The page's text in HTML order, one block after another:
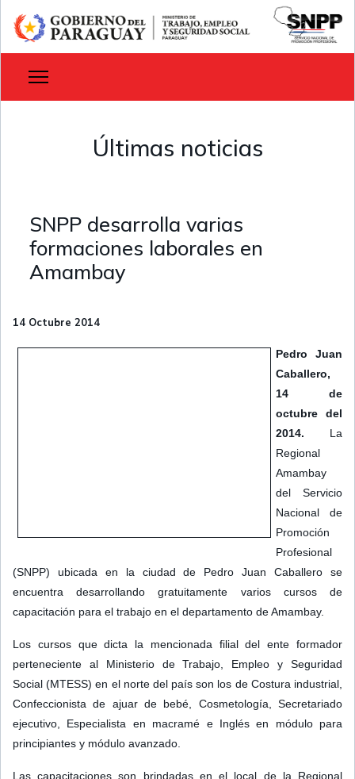
Últimas noticias
SNPP desarrolla varias
formaciones laborales en
Amambay
14 Octubre 2014
Pedro Juan
Caballero,
14 de
octubre del
2014. La
Regional
Amambay
del Servicio
Nacional de
Promoción
Profesional
(SNPP) ubicada en la ciudad de Pedro Juan Caballero se
encuentra desarrollando gratuitamente varios cursos de
capacitación para el trabajo en el departamento de Amambay.
Los cursos que dicta la mencionada filial del ente formador
perteneciente al Ministerio de Trabajo, Empleo y Seguridad
Social (MTESS) en el norte del país son los de Costura industrial,
Confeccionista de ajuar de bebé, Cosmetología, Secretariado
ejecutivo, Especialista en macramé e Inglés en módulo para
principiantes y módulo avanzado.
Las capacitaciones son brindadas en el local de la Regional